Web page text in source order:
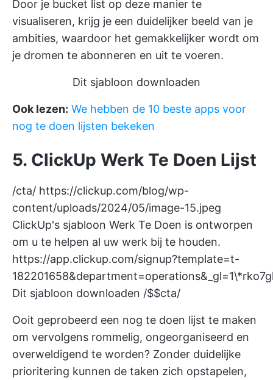
Door je bucket list op deze manier te
visualiseren, krijg je een duidelijker beeld van je
ambities, waardoor het gemakkelijker wordt om
je dromen te abonneren en uit te voeren.
Dit sjabloon downloaden
Ook lezen: We hebben de 10 beste apps voor
nog te doen lijsten bekeken
5. ClickUp Werk Te Doen Lijst
/cta/ https://clickup.com/blog/wp-
content/uploads/2024/05/image-15.jpeg
ClickUp's sjabloon Werk Te Doen is ontworpen
om u te helpen al uw werk bij te houden.
https://app.clickup.com/signup?template=t-
Dit sjabloon downloaden /$$cta/
Ooit geprobeerd een nog te doen lijst te maken
om vervolgens rommelig, ongeorganiseerd en
overweldigend te worden? Zonder duidelijke
prioritering kunnen de taken zich opstapelen,